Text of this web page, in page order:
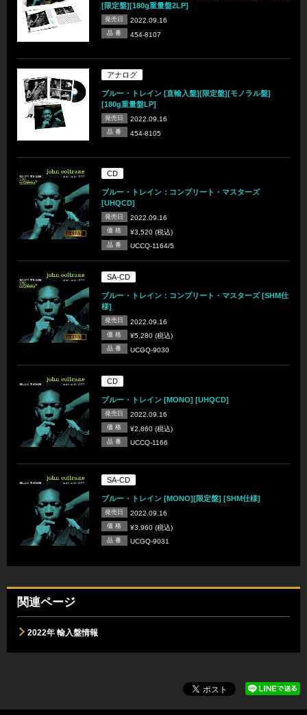
[限定盤][180g重量盤2LP]
発売日 2022.09.16
品 番 454-8107
アナログ
ブルー・トレイン [直輸入盤][限定盤][モノラル盤]
[180g重量盤LP]
発売日 2022.09.16
品 番 454-8105
CD
ブルー・トレイン：コンプリート・マスターズ
[UHQCD]
発売日 2022.09.16
価 格 ¥3,520 (税込)
品 番 UCCQ-1164/5
SA-CD
ブルー・トレイン：コンプリート・マスターズ [SHM仕
様]
発売日 2022.09.16
価 格 ¥5,280 (税込)
品 番 UCGQ-9030
CD
ブルー・トレイン [MONO] [UHQCD]
発売日 2022.09.16
価 格 ¥2,860 (税込)
品 番 UCCQ-1166
SA-CD
ブルー・トレイン [MONO][限定盤] [SHM仕様]
発売日 2022.09.16
価 格 ¥3,960 (税込)
品 番 UCGQ-9031
関連ページ
2022年 輸入盤情報